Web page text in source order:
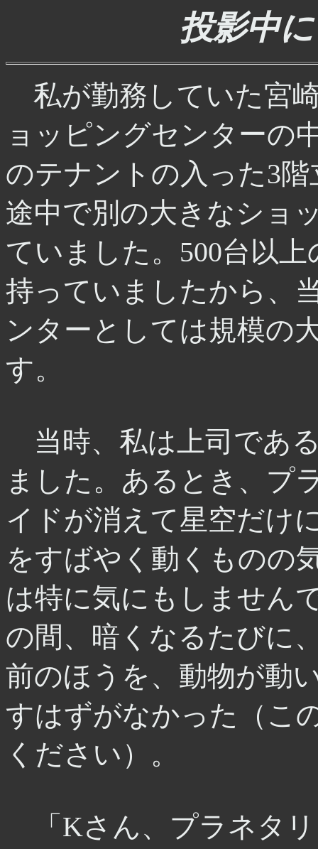
投影中
私が勤務していた宮
ョッピングセンターの
のテナントの入った3
途中で別の大きなショ
ていました。500台以
持っていましたから、
ンターとしては規模の
す。
当時、私は上司であ
ました。あるとき、プ
イドが消えて星空だけ
をすばやく動くものの
は特に気にもしません
の間、暗くなるたびに
前のほうを、動物が動
すはずがなかった（こ
ください）。
「Kさん、プラネタ